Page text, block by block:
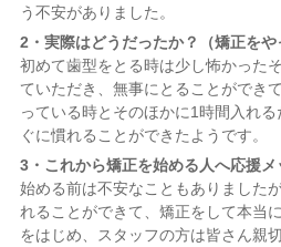
う不安がありました。
2・実際はどうだったか？（矯正をや
初めて歯型をとる時は少し怖かった
ていただき、無事にとることができ
っている時とそのほかに1時間入れ
ぐに慣れることができたようです。
3・これから矯正を始める人へ応援メ
始める前は不安なこともありました
れることができて、矯正をして本当
をはじめ、スタッフの方は皆さん親